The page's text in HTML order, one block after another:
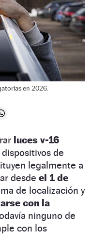
en 2026.
luces v-16
dispositivos de
legalmente a
desde el 1 de
de localización y
con la
ninguno de
con los